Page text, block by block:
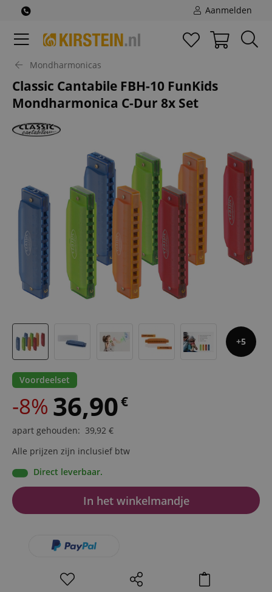
Aanmelden
Mondharmonicas
Classic Cantabile FBH-10 FunKids
Mondharmonica C-Dur 8x Set
5
Voordeelset
-8% 36,90€
apart gehouden: 39,92 €
Alle prijzen zijn inclusief btw
Direct leverbaar.
In het winkelmandje